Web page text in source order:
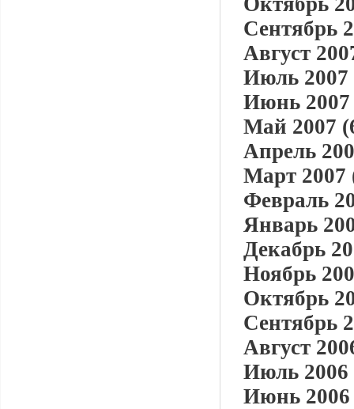
Сентябрь
Август
Июль 2007
Июнь 2007
Май 2007
Апрель
Март 2007
Февраль
Январь
Декабрь
Ноябрь
Октябрь
Сентябрь
Август
Июль 2006
Июнь 2006